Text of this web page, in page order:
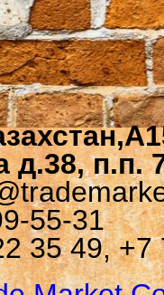
п.п.
55-31
35 49,